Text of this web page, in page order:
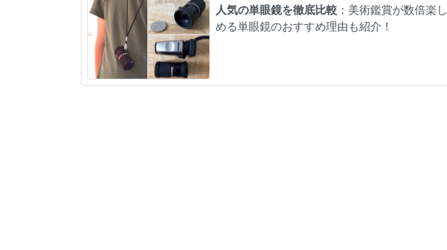
人気の単眼鏡を徹底比較 ：美術鑑賞が数倍楽し
める単眼鏡のおすすめ理由も紹介！